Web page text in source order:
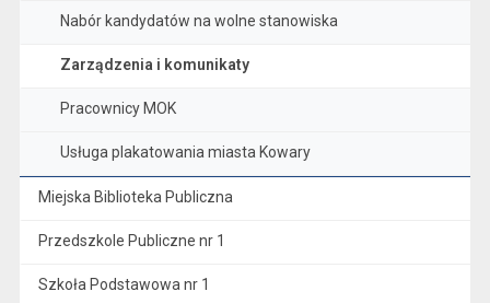
Nabór kandydatów na wolne stanowiska
Zarządzenia i komunikaty
Pracownicy MOK
Usługa plakatowania miasta Kowary
Miejska Biblioteka Publiczna
Przedszkole Publiczne nr 1
Szkoła Podstawowa nr 1